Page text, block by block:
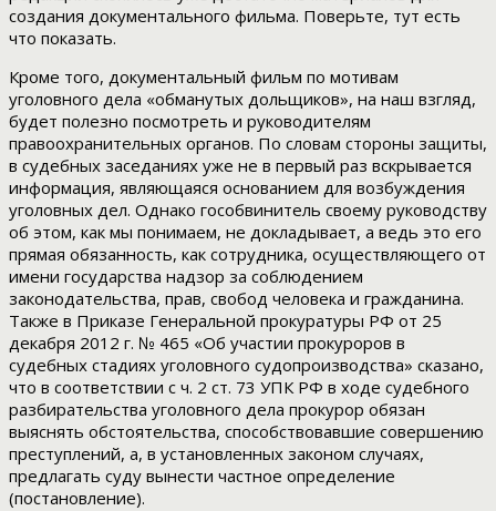
создания документального фильма. Поверьте, тут есть
что показать.
Кроме того, документальный фильм по мотивам
уголовного дела «обманутых дольщиков», на наш взгляд,
будет полезно посмотреть и руководителям
правоохранительных органов. По словам стороны защиты,
в судебных заседаниях уже не в первый раз вскрывается
информация, являющаяся основанием для возбуждения
уголовных дел. Однако гособвинитель своему руководству
об этом, как мы понимаем, не докладывает, а ведь это его
прямая обязанность, как сотрудника, осуществляющего от
имени государства надзор за соблюдением
законодательства, прав, свобод человека и гражданина.
Также в Приказе Генеральной прокуратуры РФ от 25
декабря 2012 г. № 465 «Об участии прокуроров в
судебных стадиях уголовного судопроизводства» сказано,
что в соответствии с ч. 2 ст. 73 УПК РФ в ходе судебного
разбирательства уголовного дела прокурор обязан
выяснять обстоятельства, способствовавшие совершению
преступлений, а, в установленных законом случаях,
предлагать суду вынести частное определение
(постановление).